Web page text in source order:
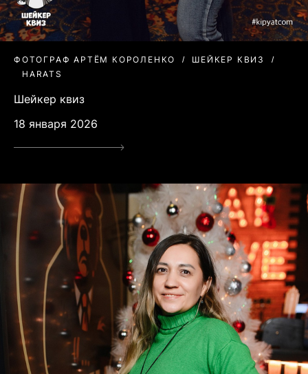
ФОТОГРАФ АРТЁМ КОРОЛЕНКО
ШЕЙКЕР КВИЗ
HARATS
Шейкер квиз
18 января 2026